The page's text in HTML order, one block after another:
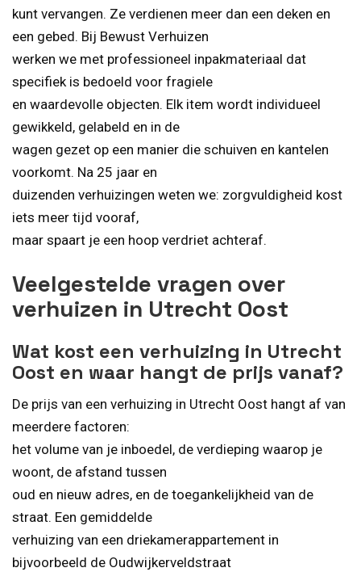
kunt vervangen. Ze verdienen meer dan een deken en
een gebed. Bij Bewust Verhuizen
werken we met professioneel inpakmateriaal dat
specifiek is bedoeld voor fragiele
en waardevolle objecten. Elk item wordt individueel
gewikkeld, gelabeld en in de
wagen gezet op een manier die schuiven en kantelen
voorkomt. Na 25 jaar en
duizenden verhuizingen weten we: zorgvuldigheid kost
iets meer tijd vooraf,
maar spaart je een hoop verdriet achteraf.
Veelgestelde vragen over
verhuizen in Utrecht Oost
Wat kost een verhuizing in Utrecht
Oost en waar hangt de prijs vanaf?
De prijs van een verhuizing in Utrecht Oost hangt af van
meerdere factoren:
het volume van je inboedel, de verdieping waarop je
woont, de afstand tussen
oud en nieuw adres, en de toegankelijkheid van de
straat. Een gemiddelde
verhuizing van een driekamerappartement in
bijvoorbeeld de Oudwijkerveldstraat